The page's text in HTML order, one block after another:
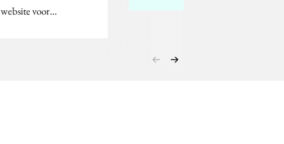
website voor…